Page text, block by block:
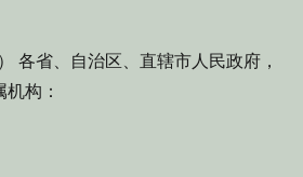
各省、自治区、直辖市人民政府，
属机构：